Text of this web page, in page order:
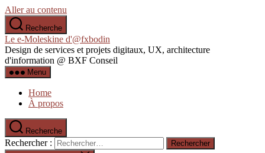
Aller au contenu
Recherche
Le e-Moleskine d'@fxbodin
Design de services et projets digitaux, UX, architecture
d'information @ BXF Conseil
Menu
Home
À propos
Recherche
Rechercher :